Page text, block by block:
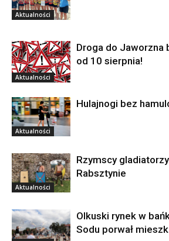
Aktualności
Aktualności
Droga do Jaworzna
od 10 sierpnia!
Aktualności
Hulajnogi bez
Aktualności
Rzymscy
Rabsztynie
Olkuski rynek w
Sodu porwał